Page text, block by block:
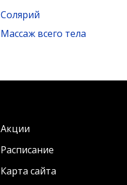
Солярий
Массаж всего тела
Акции
Расписание
Карта сайта